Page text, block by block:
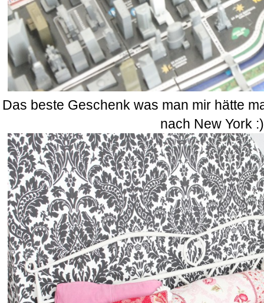
Das beste Geschenk was man mir hätte
nach New York :)